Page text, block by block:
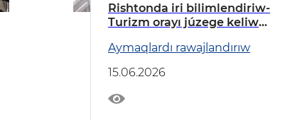
Rishtonda iri bilimlendiriw-
Turizm orayı júzege keliw
Aymaqlardı rawajlandırıw
15.06.2026